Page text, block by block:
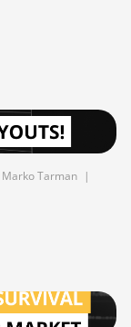
Marko Tarman |